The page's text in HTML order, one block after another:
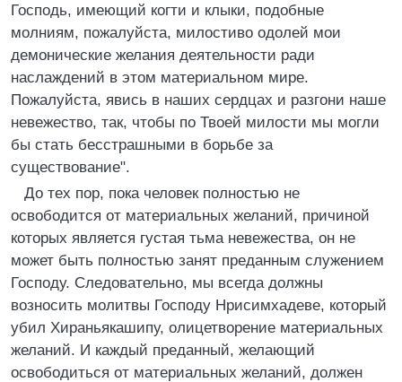
Господь, имеющий когти и клыки, подобные
молниям, пожалуйста, милостиво одолей мои
демонические желания деятельности ради
наслаждений в этом материальном мире.
Пожалуйста, явись в наших сердцах и разгони наше
невежество, так, чтобы по Твоей милости мы могли
бы стать бесстрашными в борьбе за
существование".
До тех пор, пока человек полностью не
освободится от материальных желаний, причиной
которых является густая тьма невежества, он не
может быть полностью занят преданным служением
Господу. Следовательно, мы всегда должны
возносить молитвы Господу Нрисимхадеве, который
убил Хираньякашипу, олицетворение материальных
желаний. И каждый преданный, желающий
освободиться от материальных желаний, должен